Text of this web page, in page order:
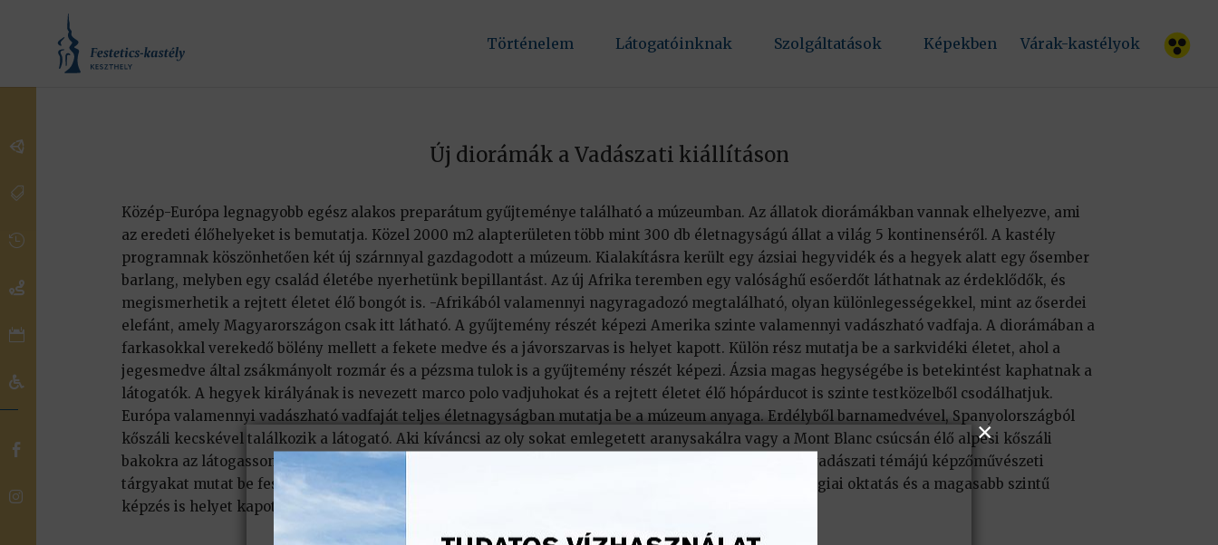
Történelem Látogatóinknak Szolgáltatások Képekben Várak-kastélyok
.
Új diorámák a Vadászati kiállításon
Közép-Európa legnagyobb egész alakos preparátum gyűjteménye található a múzeumban. Az állatok diorámákban vannak elhelyezve, ami
az eredeti élőhelyeket is bemutatja. Közel 2000 m2 alapterületen több mint 300 db életnagyságú állat a világ 5 kontinenséről. A kastély
programnak köszönhetően két új szárnnyal gazdagodott a múzeum. Kialakításra került egy ázsiai hegyvidék és a hegyek alatt egy ősember
barlang, melyben egy család életébe nyerhetünk bepillantást. Az új Afrika teremben egy valósághű esőerdőt láthatnak az érdeklődők, és
megismerhetik a rejtett életet élő bongót is. -Afrikából valamennyi nagyragadozó megtalálható, olyan különlegességekkel, mint az őserdei
elefánt, amely Magyarországon csak itt látható. A gyűjtemény részét képezi Amerika szinte valamennyi vadászható vadfaja. A diorámában a
farkasokkal verekedő bölény mellett a fekete medve és a jávorszarvas is helyet kapott. Külön rész mutatja be a sarkvidéki életet, ahol a
jegesmedve által zsákmányolt rozmár és a pézsma tulok is a gyűjtemény részét képezi. Ázsia magas hegységébe is betekintést kaphatnak a
látogatók. A hegyek királyának is nevezett marco polo vadjuhokat és a rejtett életet élő hópárducot is szinte testközelből csodálhatjuk.
Európa valamennyi vadászható vadfaját teljes életnagyságban mutatja be a múzeum anyaga. Erdélyből barnamedvével, Spanyolországból
kőszáli kecskével találkozik a látogató. Aki kíváncsi az oly sokat emlegetett aranysakálra vagy a Mont Blanc csúcsán élő alpesi kőszáli
bakokra az látogasson el Keszthelyre. A gyűjtemény részét képezi egy magángyűjtemény is, amely vadászati témájú képzőművészeti
tárgyakat mutat be festményekkel, szobrokkal és vadászfegyverekkel színesítve. A múzeum pedagógiai oktatás és a magasabb szintű
képzés is helyet kapott az erre a célra kialakított oktató teremben.







